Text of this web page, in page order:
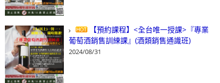
【預約課程】<全台唯一授課>『專業
葡萄酒銷售訓練課』(酒類銷售通識班)
2024/08/31